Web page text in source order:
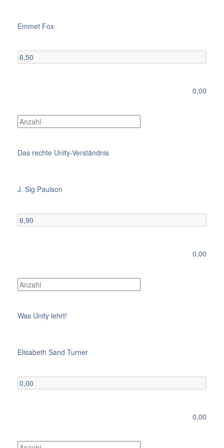
Emmet Fox
0,00
Das rechte Unity-Verständnis
J. Sig Paulson
0,00
Was Unity lehrt!
Elisabeth Sand Turner
0,00